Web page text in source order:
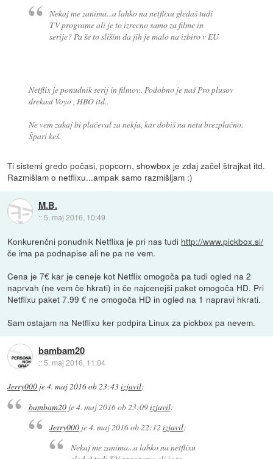
Nekaj me zanima...a lahko na netflixu gledaš tudi
TV programe ali je to izrecno samo za filme in
serije? Pa še to slišim da jih je malo na izbiro v EU
Netflix je ponudnik serij in filmov.. Podobno je naš Pro plusov
drekast Voyo , HBO itd..
Ne vem zakaj bi plačeval za nekja, kar dobiš na netu brezplačno.
Špari keš.
Ti sistemi gredo počasi, popcorn, showbox je zdaj začel štrajkat itd.
Razmišlam o netflixu...ampak samo razmišljam :)
M.B.
:: 5. maj 2016, 10:49
Konkurenčni ponudnik Netflixa je pri nas tudi http://www.pickbox.si/
če ima pa podnapise ali ne pa ne vem.
Cena je 7€ kar je ceneje kot Netflix omogoča pa tudi ogled na 2
naprvah (ne vem če hkrati) in če najcenejši paket omogoča HD. Pri
Netflixu paket 7.99 € ne omogoča HD in ogled na 1 napravi hkrati.
Sam ostajam na Netflixu ker podpira Linux za pickbox pa nevem.
bambam20
::5. maj 2016, 11:04
Jerry000 je4. maj 2016 ob 23:43izjavil:
bambam20je4. maj 2016 ob 23:09izjavil:
Jerry000 je4. maj 2016 ob 22:12izjavil:
Nekaj me zanima...a lahko na netflixu